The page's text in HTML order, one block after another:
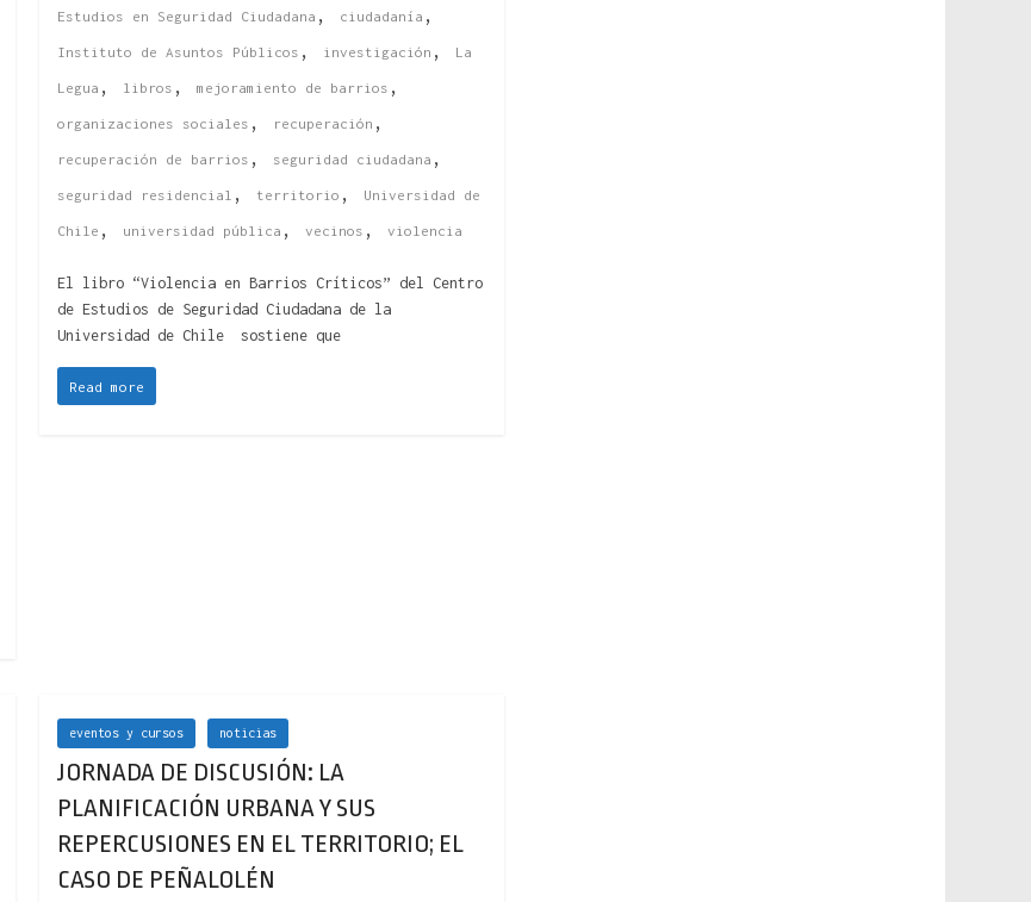
Estudios en Seguridad Ciudadana , ciudadanía ,
Instituto de Asuntos Públicos , investigación , La
Legua , libros ,mejoramiento de barrios ,
organizaciones sociales , recuperación ,
recuperación de barrios , seguridad ciudadana ,
seguridad residencial , territorio , Universidad de
Chile , universidad pública ,vecinos ,violencia
El libro “Violencia en Barrios Críticos” del Centro
de Estudios de Seguridad Ciudadana de la
Universidad de Chile sostiene que
Read more
eventos y cursos noticias
JORNADA DE DISCUSIÓN: LA
PLANIFICACIÓN URBANA Y SUS
REPERCUSIONES EN EL TERRITORIO; EL
CASO DE PEÑALOLÉN